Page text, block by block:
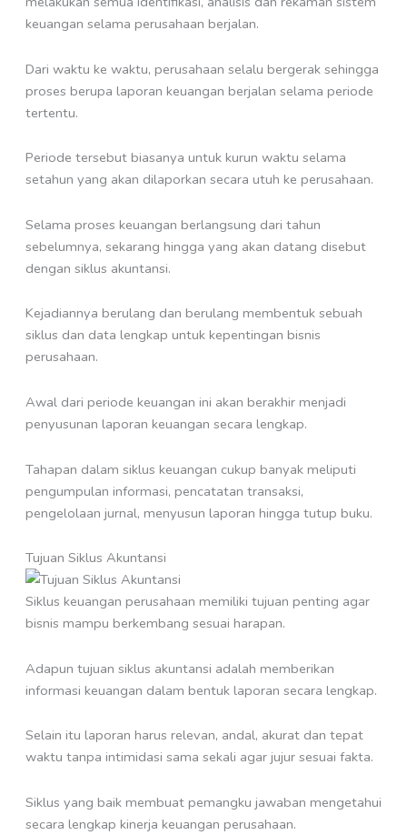
keuangan selama perusahaan berjalan.
Dari waktu ke waktu, perusahaan selalu bergerak sehingga
proses berupa laporan keuangan berjalan selama periode
tertentu.
Periode tersebut biasanya untuk kurun waktu selama
setahun yang akan dilaporkan secara utuh ke perusahaan.
Selama proses keuangan berlangsung dari tahun
sebelumnya, sekarang hingga yang akan datang disebut
dengan siklus akuntansi.
Kejadiannya berulang dan berulang membentuk sebuah
siklus dan data lengkap untuk kepentingan bisnis
perusahaan.
Awal dari periode keuangan ini akan berakhir menjadi
penyusunan laporan keuangan secara lengkap.
Tahapan dalam siklus keuangan cukup banyak meliputi
pengumpulan informasi, pencatatan transaksi,
pengelolaan jurnal, menyusun laporan hingga tutup buku.
Tujuan Siklus Akuntansi
Siklus keuangan perusahaan memiliki tujuan penting agar
bisnis mampu berkembang sesuai harapan.
Adapun tujuan siklus akuntansi adalah memberikan
informasi keuangan dalam bentuk laporan secara lengkap.
Selain itu laporan harus relevan, andal, akurat dan tepat
waktu tanpa intimidasi sama sekali agar jujur sesuai fakta.
Siklus yang baik membuat pemangku jawaban mengetahui
secara lengkap kinerja keuangan perusahaan.